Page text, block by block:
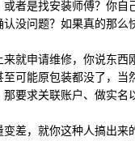
者是找安装师傅？你
没问题？如果真的那么
就申请维修，你说东
可能原包装都没了，
要求关联账户、做实名
差，就你这种人搞出来